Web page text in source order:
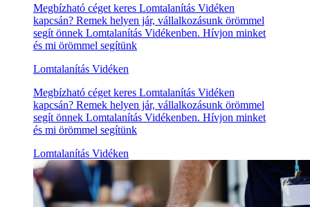
Megbízható céget keres Lomtalanítás Vidéken
kapcsán? Remek helyen jár, vállalkozásunk örömmel
segít önnek Lomtalanítás Vidékenben. Hívjon minket
és mi örömmel segítünk
Lomtalanítás Vidéken
Megbízható céget keres Lomtalanítás Vidéken
kapcsán? Remek helyen jár, vállalkozásunk örömmel
segít önnek Lomtalanítás Vidékenben. Hívjon minket
és mi örömmel segítünk
Lomtalanítás Vidéken